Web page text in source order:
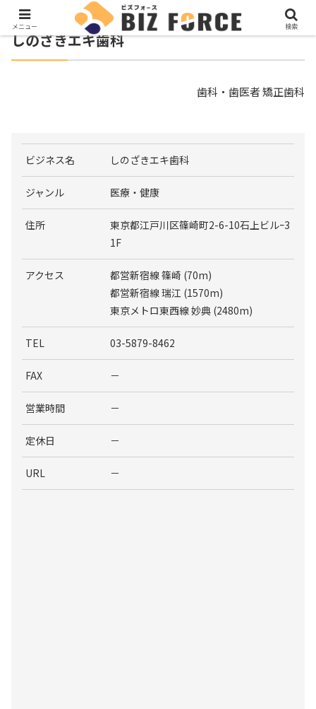
しのざきエキ歯科
歯科・歯医者 矯正歯科
ビジネス名 しのざきエキ歯科
ジャンル 医療・健康
住所
東京都江戸川区篠崎町2-6-10石上ビルｰ3
1F
アクセス
都営新宿線 篠崎 (70m)
都営新宿線 瑞江 (1570m)
東京メトロ東西線 妙典 (2480m)
TEL 03-5879-8462
FAX －
営業時間 －
定休日 －
URL －
メニュー 検索